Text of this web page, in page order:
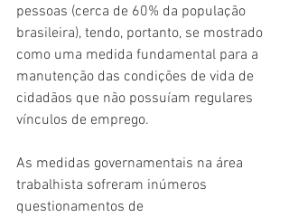
pessoas (cerca de 60% da população
brasileira), tendo, portanto, se mostrado
como uma medida fundamental para a
manutenção das condições de vida de
cidadãos que não possuíam regulares
vínculos de emprego.
As medidas governamentais na área
trabalhista sofreram inúmeros
questionamentos de